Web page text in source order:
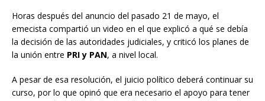
Horas después del anuncio del pasado 21 de mayo, el
emecista compartió un video en el que explicó a qué se debía
la decisión de las autoridades judiciales, y criticó los planes de
la unión entre PRI y PAN, a nivel local.
A pesar de esa resolución, el juicio político deberá continuar su
curso, por lo que opinó que era necesario el apoyo para tener